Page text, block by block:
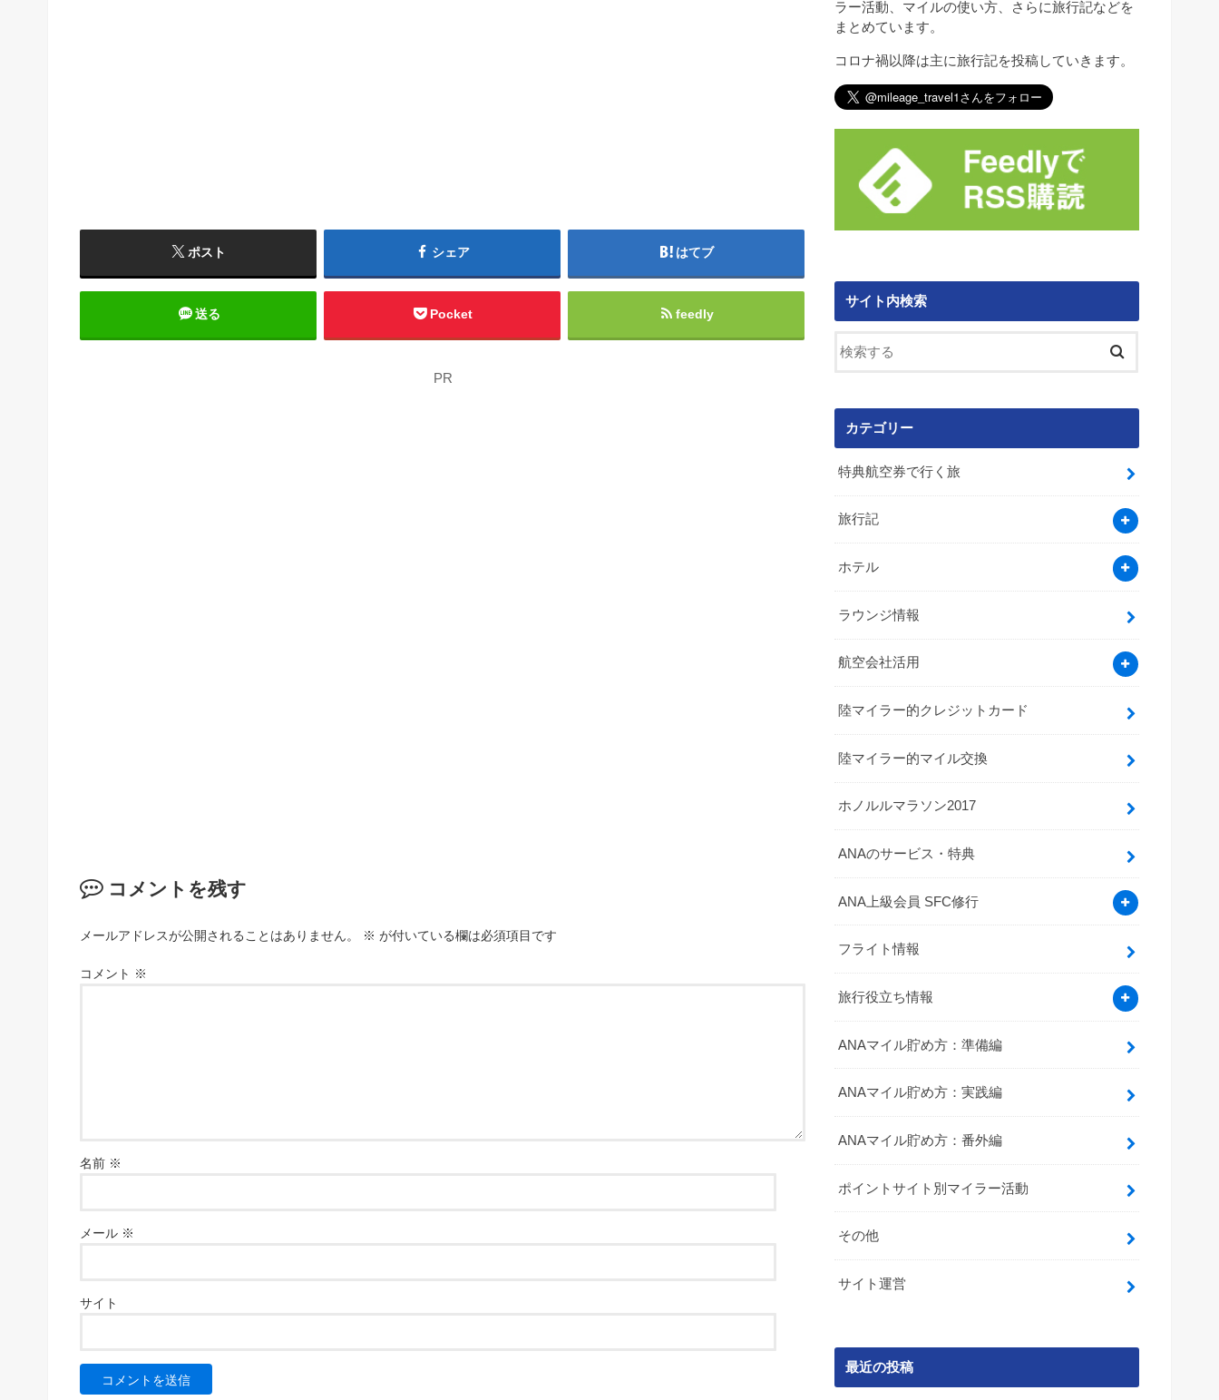
ポスト シェア はてブ
送る Pocket feedly
PR
コメントを残す
メールアドレスが公開されることはありません。 ※ が付いている欄は必須項目です
コメント ※
名前 ※
メール ※
サイト
ラー活動、マイルの使い方、さらに旅行記などを
まとめています。
コロナ禍以降は主に旅行記を投稿していきます。
サイト内検索
カテゴリー
特典航空券で行く旅
旅行記
ホテル
ラウンジ情報
航空会社活用
陸マイラー的クレジットカード
陸マイラー的マイル交換
ホノルルマラソン2017
ANAのサービス・特典
ANA上級会員 SFC修行
フライト情報
旅行役立ち情報
ANAマイル貯め方：準備編
ANAマイル貯め方：実践編
ANAマイル貯め方：番外編
ポイントサイト別マイラー活動
その他
サイト運営
最近の投稿